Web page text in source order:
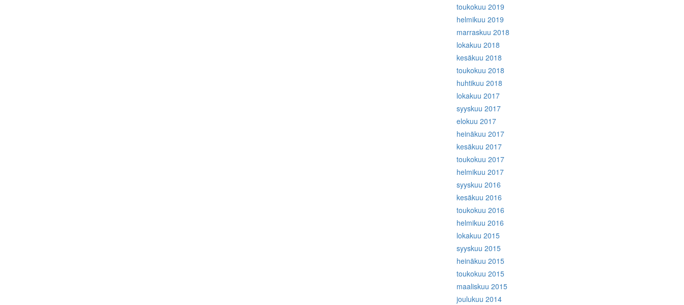
toukokuu 2019
helmikuu 2019
marraskuu 2018
lokakuu 2018
kesäkuu 2018
toukokuu 2018
huhtikuu 2018
lokakuu 2017
syyskuu 2017
elokuu 2017
heinäkuu 2017
kesäkuu 2017
toukokuu 2017
helmikuu 2017
syyskuu 2016
kesäkuu 2016
toukokuu 2016
helmikuu 2016
lokakuu 2015
syyskuu 2015
heinäkuu 2015
toukokuu 2015
maaliskuu 2015
joulukuu 2014